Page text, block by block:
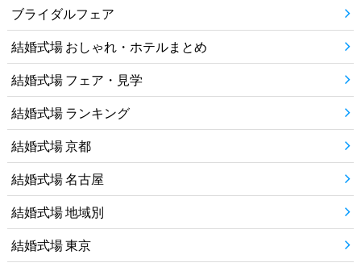
ブライダルフェア
結婚式場 おしゃれ・ホテルまとめ
結婚式場 フェア・見学
結婚式場 ランキング
結婚式場 京都
結婚式場 名古屋
結婚式場 地域別
結婚式場 東京